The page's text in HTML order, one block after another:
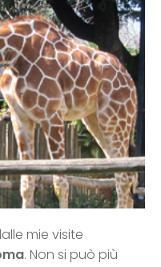
mie visite
. Non si può più